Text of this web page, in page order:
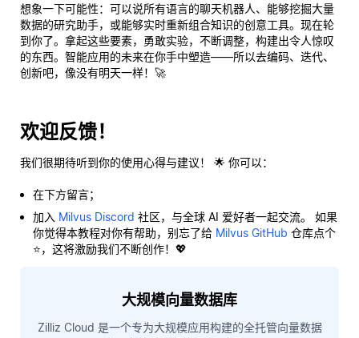
想象一下可能性：可以说所有语言的聊天机器人、能够挖掘大量
数据的研究助手，或能够实时重新组合知识的创意工具。现在轮
到你了。拿起这些要素，勇敢实验，不断调整，构建出令人惊叹
的东西。智能应用的未来在你手中塑造——所以去编码、迭代、
创新吧，像没有明天一样！🚀
欢迎反馈！
我们很期待听到你的使用心得与建议！ 🌟 你可以：
在下方留言；
加入 Milvus Discord 社区，与全球 AI 爱好者一起交流。 如果
你觉得本教程对你有帮助，别忘了给 Milvus GitHub 仓库点个
⭐，这将激励我们不断创作！💖
大规模向量数据库
Zilliz Cloud 是一个专为大规模应用构建的全托管向量数据